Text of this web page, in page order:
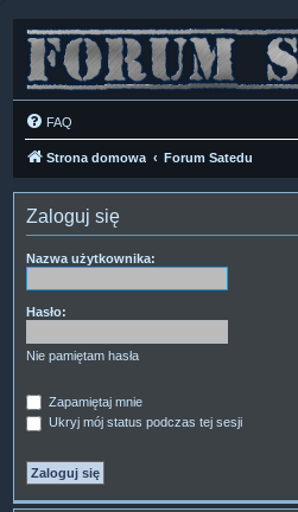
FAQ
Strona domowa Forum Satedu
Zaloguj się
Nazwa użytkownika:
Hasło:
Nie pamiętam hasła
Zapamiętaj mnie
Ukryj mój status podczas tej sesji